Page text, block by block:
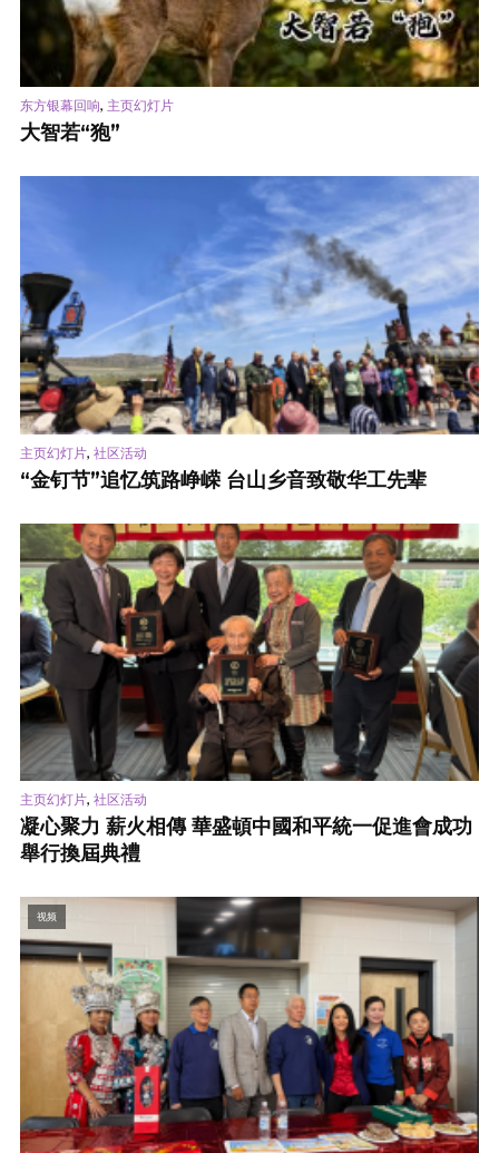
东方银幕回响, 主页幻灯片
大智若“狍”
主页幻灯片, 社区活动
“金钉节”追忆筑路峥嵘 台山乡音致敬华工先辈
主页幻灯片, 社区活动
凝心聚力 薪火相傳 華盛頓中國和平統一促進會成功
舉行換屆典禮
视频